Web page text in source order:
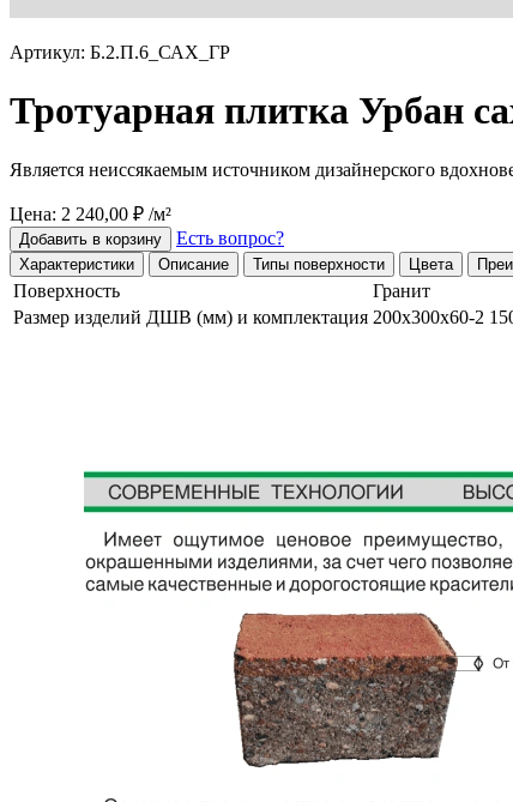
Артикул: Б.2.П.6_САХ_ГР
Тротуарная плитка Урбан
Является неиссякаемым источником дизайнерского
Цена: 2 240,00 ₽ /м²
Добавить в корзину Есть вопрос?
Характеристики Описание Типы поверхности Цвета
Поверхность
Гранит
Размер изделий ДШВ (мм) и комплектация 200х300х60-2